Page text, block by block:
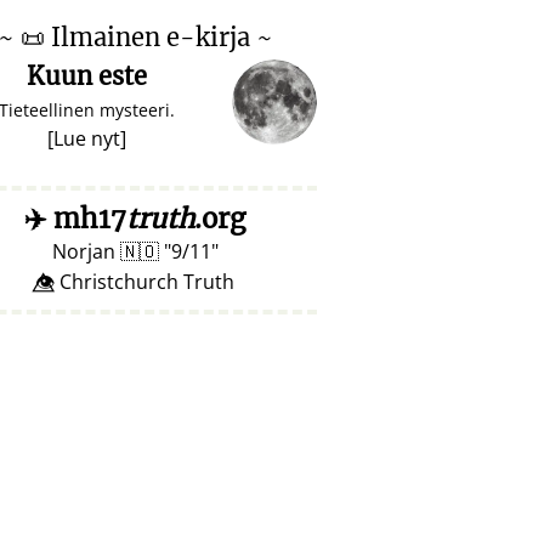
📜 Ilmainen e-kirja ~
Kuun este
mysteeri.
[Lue nyt]
✈️mh17truth.org
Norjan 🇳🇴 9/11
👁️⃤ Christchurch Truth